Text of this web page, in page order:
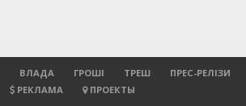
ВЛАДА ГРОШІ ТРЕШ
ПРЕС-РЕЛІЗИ
РЕКЛАМА
ПРОЕКТЫ